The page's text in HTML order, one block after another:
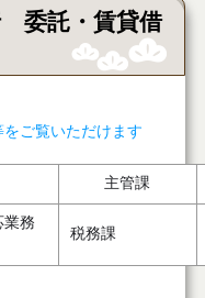
委託・賃貸借
ご覧いただけます
主管課
業務
税務課